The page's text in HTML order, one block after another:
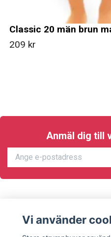
Classic 20 män brun
209 kr
Anmäl dig till
Vi använder